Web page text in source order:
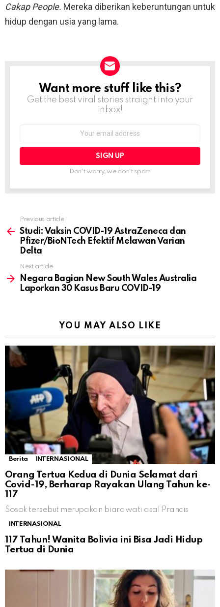
Cakap People. Mereka diberikan keberuntungan untuk
hidup dengan usia yang lama.
NEWSLETTER
Want more stuff like this?
Get the best viral stories straight into your
inbox!
Don't worry, we don't spam
more
Previous article
Studi: Vaksin COVID-19 AstraZeneca dan
Pfizer/BioNTech Efektif Melawan Varian
Delta
Next article
Negara Bagian New South Wales Australia
Laporkan 30 Kasus Baru COVID-19
YOU MAY ALSO LIKE
Berita INTERNASIONAL
Orang Tertua Kedua di Dunia Selamat dari
Covid-19, Berharap Rayakan Ulang Tahun ke-
117
Sosok tersebut merupakan biarawati asal Prancis
INTERNASIONAL
117 Tahun! Wanita Bolivia ini Bisa Jadi Hidup
Tertua di Dunia